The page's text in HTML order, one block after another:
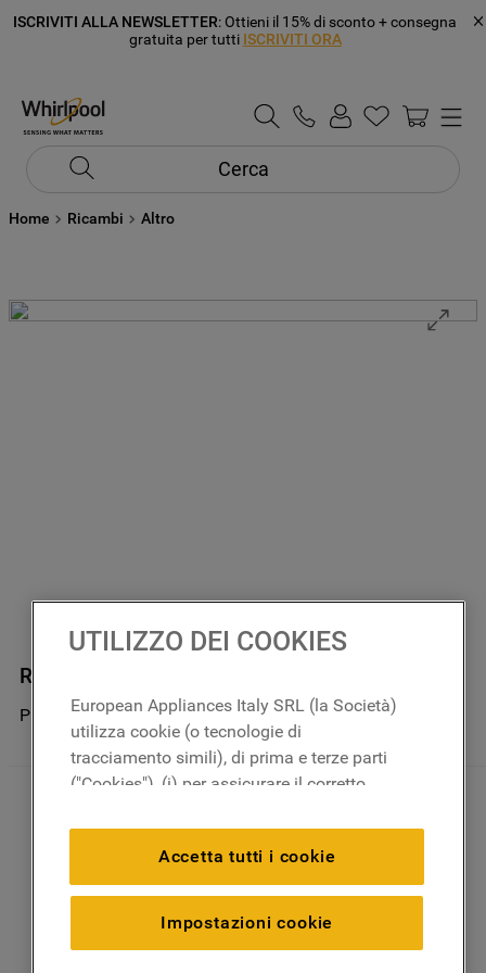
ISCRIVITI ALLA NEWSLETTER: Ottieni il 15% di sconto + consegna
gratuita per tutti ISCRIVITI ORA
Cerca
Home Ricambi Altro
Ripiano Porta Botiglia J00309689
Prodotto non disponibile nel negozio
UTILIZZO DEI COOKIES
European Appliances Italy SRL (la Società)
utilizza cookie (o tecnologie di
tracciamento simili), di prima e terze parti
("Cookies"), (i) per assicurare il corretto
impostazioni scelte dall'utente e per
migliorare l'esperienza di navigazione
(cookie tecnici), (ii) per finalità statistiche e
per rilevare l’audience del nostro sito e
Accetta tutti i cookie
Impostazioni cookie